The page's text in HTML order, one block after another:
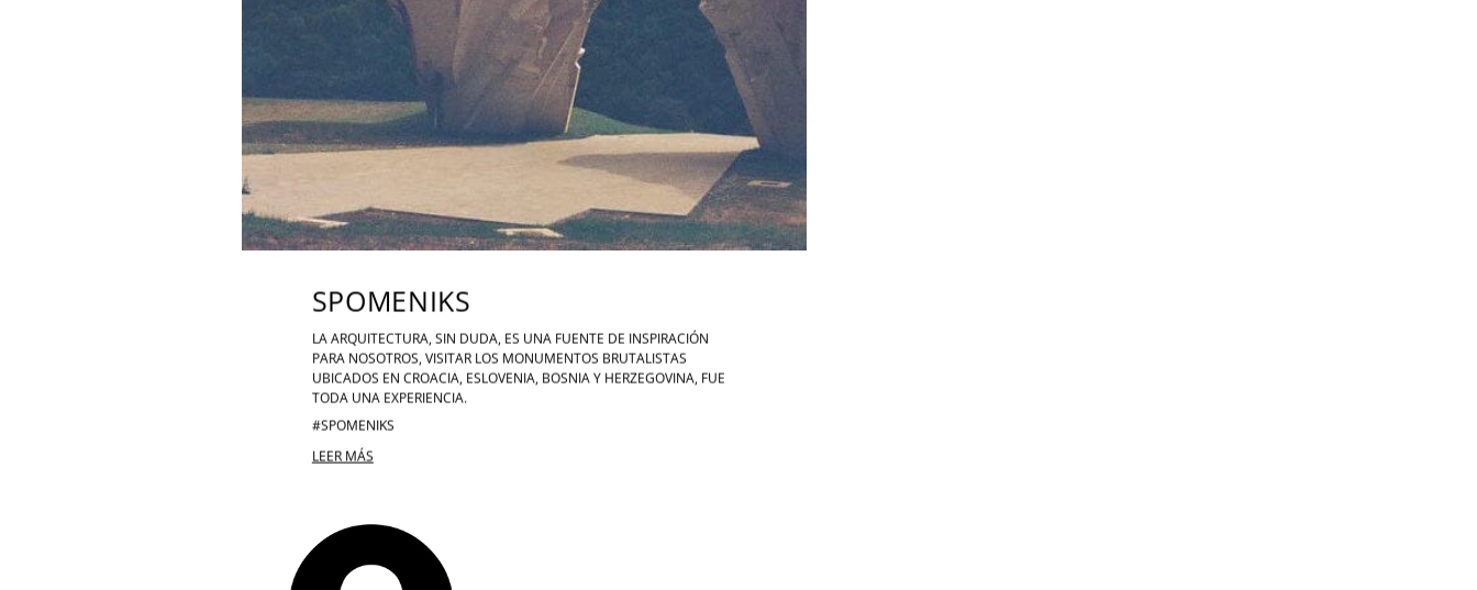
SPOMENIKS
LA ARQUITECTURA, SIN DUDA, ES UNA FUENTE DE INSPIRACIÓN
PARA NOSOTROS, VISITAR LOS MONUMENTOS BRUTALISTAS
UBICADOS EN CROACIA, ESLOVENIA, BOSNIA Y HERZEGOVINA, FUE
TODA UNA EXPERIENCIA.
#SPOMENIKS
LEER MÁS